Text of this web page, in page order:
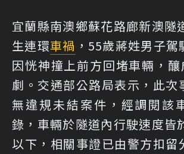
宜蘭縣南澳鄉蘇花路廊新澳隧
生連環車禍 ，55歲蔣姓男子
因恍神撞上前方回堵車輛，
劇。交通部公路局表示，此次
無違規未結案件，經調閱該
錄，車輛於隧道內行駛速度皆
以下，相關事證已由警方扣留